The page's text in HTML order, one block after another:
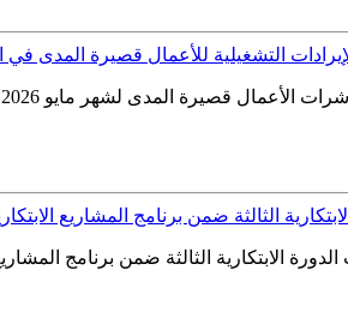
التشغيلية للأعمال قصيرة المدى في المملكة بنسبة
الثالثة ضمن برنامج المشاريع
الابتكارية الثالثة ضمن برنامج